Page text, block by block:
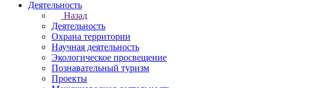
Деятельность
Назад
Деятельность
Охрана территории
Научная деятельность
Экологическое просвещение
Познавательный туризм
Проекты